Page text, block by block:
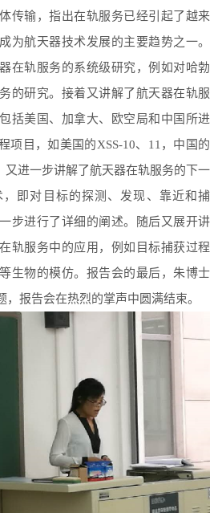
传输，指出在轨服务已经引起了越来
为航天器技术发展的主要趋势之一。
在轨服务的系统级研究，例如对哈勃
的研究。接着又讲解了航天器在轨服
括美国、加拿大、欧空局和中国所进
项目，如美国的XSS-10、 11 ，中国的
又进一步讲解了航天器在轨服务的下一
即对目标的探测、发现、靠近和捕
步进行了详细的阐述。随后又展开讲
轨服务中的应用，例如目标捕获过程
生物的模仿。报告会的最后，朱博士
，报告会在热烈的掌声中圆满结束。